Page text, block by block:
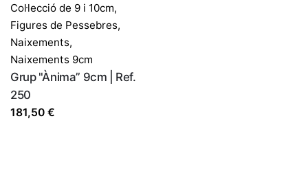
Col·lecció de 9 i 10cm,
Figures de Pessebres,
Naixements,
Naixements 9cm
Grup "Ànima” 9cm | Ref.
250
181,50 €